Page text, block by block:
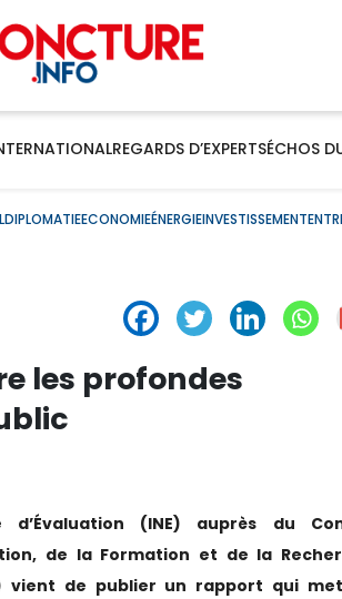
REGARDS D’EXPERTSÉCHOS
DIPLOMATIEECONOMIEÉNERGIEINVESTISSEMENT
les profondes
d’Évaluation (INE) auprès du
de la Formation et de la
vient de publier un rapport qui